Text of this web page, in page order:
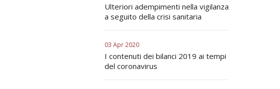
Ulteriori adempimenti nella vigilanza
a seguito della crisi sanitaria
03 Apr 2020
I contenuti dei bilanci 2019 ai tempi
del coronavirus